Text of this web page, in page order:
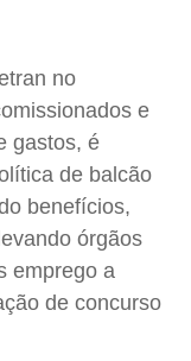
no
e
gastos, é
de balcão
benefícios,
órgãos
emprego a
de concurso